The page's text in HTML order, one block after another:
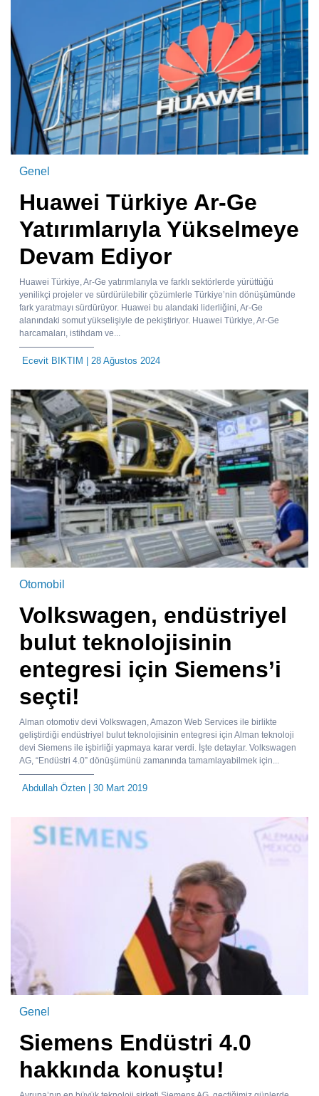
Genel
Huawei Türkiye Ar-Ge
Yatırımlarıyla Yükselmeye
Devam Ediyor
Huawei Türkiye, Ar-Ge yatırımlarıyla ve farklı sektörlerde yürüttüğü
yenilikçi projeler ve sürdürülebilir çözümlerle Türkiye’nin dönüşümünde
fark yaratmayı sürdürüyor. Huawei bu alandaki liderliğini, Ar-Ge
alanındaki somut yükselişiyle de pekiştiriyor. Huawei Türkiye, Ar-Ge
harcamaları, istihdam ve...
Ecevit BIKTIM | 28 Ağustos 2024
Otomobil
Volkswagen, endüstriyel
bulut teknolojisinin
entegresi için Siemens’i
seçti!
Alman otomotiv devi Volkswagen, Amazon Web Services ile birlikte
geliştirdiği endüstriyel bulut teknolojisinin entegresi için Alman teknoloji
devi Siemens ile işbirliği yapmaya karar verdi. İşte detaylar. Volkswagen
AG, “Endüstri 4.0” dönüşümünü zamanında tamamlayabilmek için...
Abdullah Özten | 30 Mart 2019
Genel
Siemens Endüstri 4.0
hakkında konuştu!